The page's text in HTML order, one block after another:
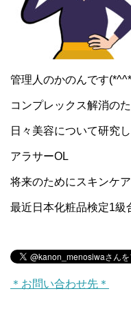
管理人のかのんです
コンプレックス解消の
日々美容について研究
アラサーOL
将来のためにスキンケ
最近日本化粧品検定1級
＊お問い合わせ先＊